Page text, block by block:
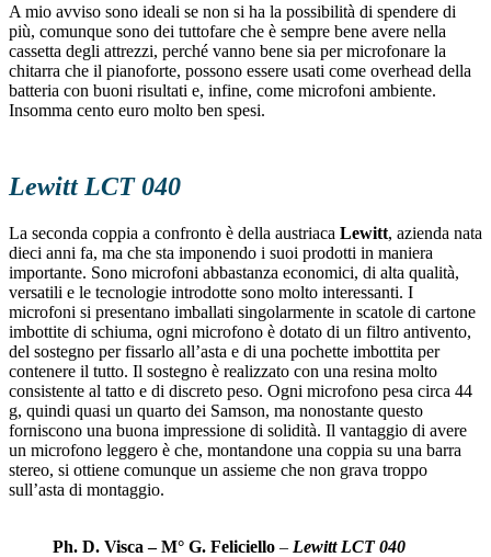
A mio avviso sono ideali se non si ha la possibilità di spendere di
più, comunque sono dei tuttofare che è sempre bene avere nella
cassetta degli attrezzi, perché vanno bene sia per microfonare la
chitarra che il pianoforte, possono essere usati come overhead della
batteria con buoni risultati e, infine, come microfoni ambiente.
Insomma cento euro molto ben spesi.
Lewitt LCT 040
La seconda coppia a confronto è della austriaca Lewitt, azienda nata
dieci anni fa, ma che sta imponendo i suoi prodotti in maniera
importante. Sono microfoni abbastanza economici, di alta qualità,
versatili e le tecnologie introdotte sono molto interessanti. I
microfoni si presentano imballati singolarmente in scatole di cartone
imbottite di schiuma, ogni microfono è dotato di un filtro antivento,
del sostegno per fissarlo all’asta e di una pochette imbottita per
contenere il tutto. Il sostegno è realizzato con una resina molto
consistente al tatto e di discreto peso. Ogni microfono pesa circa 44
g, quindi quasi un quarto dei Samson, ma nonostante questo
forniscono una buona impressione di solidità. Il vantaggio di avere
un microfono leggero è che, montandone una coppia su una barra
stereo, si ottiene comunque un assieme che non grava troppo
sull’asta di montaggio.
Ph. D. Visca – M° G. Feliciello – Lewitt LCT 040